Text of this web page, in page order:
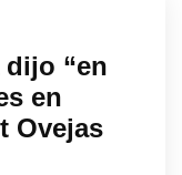
dijo “en
en
Ovejas